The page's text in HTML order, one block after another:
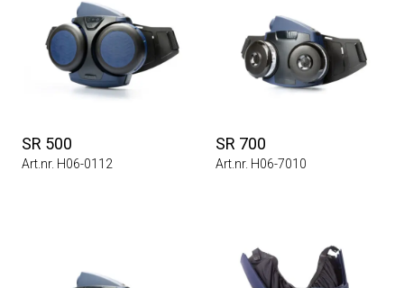
SR 500
Art.nr. H06-0112
SR 700
Art.nr. H06-7010